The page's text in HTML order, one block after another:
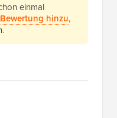
einmal
hinzu,